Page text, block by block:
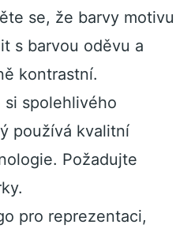
se, že barvy motivu
s barvou oděvu a
kontrastní.
spolehlivého
používá kvalitní
Požadujte
pro reprezentaci,